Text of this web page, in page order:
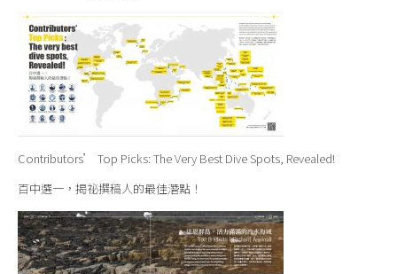
Contributors’ Top Picks: The Very Best Dive Spots, Revealed!
百中選一，揭祕撰稿人的最佳潛點！